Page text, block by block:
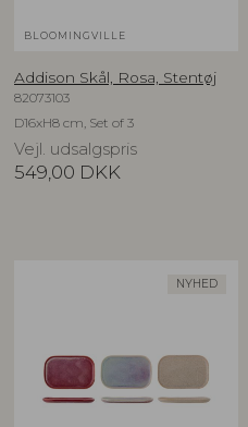
BLOOMINGVILLE
Addison Skål, Rosa, Stentøj
82073103
D16xH8 cm, Set of 3
Vejl. udsalgspris
549,00 DKK
NYHED